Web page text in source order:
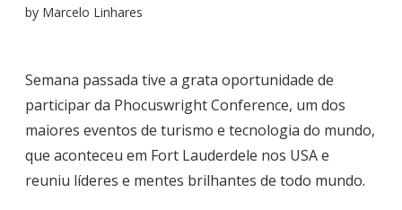
by Marcelo Linhares
Semana passada tive a grata oportunidade de
participar da Phocuswright Conference, um dos
maiores eventos de turismo e tecnologia do mundo,
que aconteceu em Fort Lauderdele nos USA e
reuniu líderes e mentes brilhantes de todo mundo.